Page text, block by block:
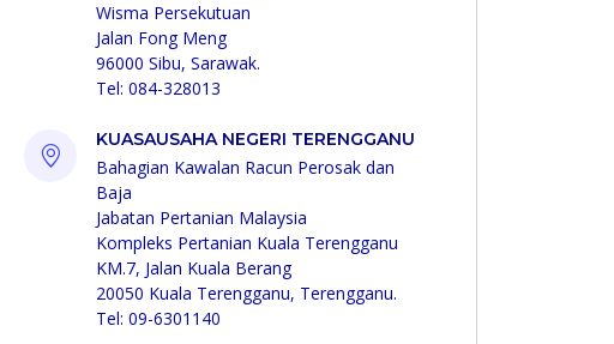
Wisma Persekutuan
Jalan Fong Meng
96000 Sibu, Sarawak.
Tel: 084-328013
KUASAUSAHA NEGERI TERENGGANU
Bahagian Kawalan Racun Perosak dan
Baja
Jabatan Pertanian Malaysia
Kompleks Pertanian Kuala Terengganu
KM.7, Jalan Kuala Berang
20050 Kuala Terengganu, Terengganu.
Tel: 09-6301140